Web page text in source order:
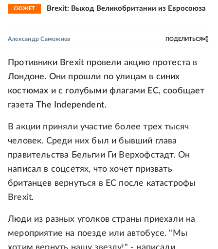
СЮЖЕТ Brexit: Выход Великобритании из Евросоюза
Александр Саможнев ПОДЕЛИТЬСЯ
Противники Brexit провели акцию протеста в
Лондоне. Они прошли по улицам в синих
костюмах и с голубыми флагами ЕС, сообщает
газета The Independent.
В акции приняли участие более трех тысяч
человек. Среди них был и бывший глава
правительства Бельгии Ги Верхофстадт. Он
написал в соцсетях, что хочет призвать
британцев вернуться в ЕС после катастрофы
Brexit.
Люди из разных уголков страны приехали на
мероприятие на поезде или автобусе. "Мы